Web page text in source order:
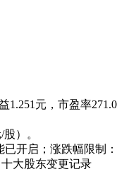
元，市盈率
）
。
开启；涨跌幅限制：
十大股东变更记录